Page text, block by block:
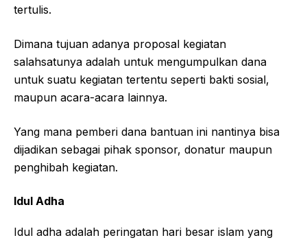
tertulis.
Dimana tujuan adanya proposal kegiatan
salahsatunya adalah untuk mengumpulkan dana
untuk suatu kegiatan tertentu seperti bakti sosial,
maupun acara-acara lainnya.
Yang mana pemberi dana bantuan ini nantinya bisa
dijadikan sebagai pihak sponsor, donatur maupun
penghibah kegiatan.
Idul Adha
Idul adha adalah peringatan hari besar islam yang